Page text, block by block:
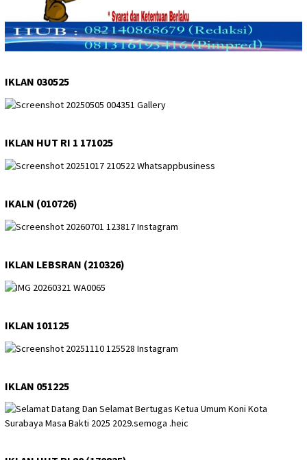
IKLAN 030525
IKLAN HUT RI 1 171025
IKALN (010726)
IKLAN LEBSRAN (210326)
IKLAN 101125
IKLAN 051225